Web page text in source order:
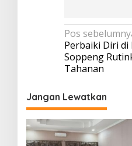
Navigasi
pos
Pos
Perbaiki Diri di
Soppeng
Tahanan
Jangan Lewatkan